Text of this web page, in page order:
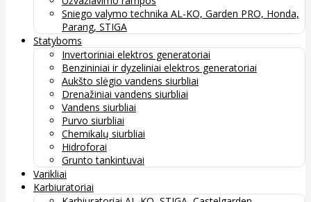
Sniego valymo technika AL-KO, Garden PRO, Honda,
Parang, STIGA
Statyboms
Invertoriniai elektros generatoriai
Benzininiai ir dyzeliniai elektros generatoriai
Aukšto slėgio vandens siurbliai
Drenažiniai vandens siurbliai
Vandens siurbliai
Purvo siurbliai
Chemikalų siurbliai
Hidroforai
Grunto tankintuvai
Varikliai
Karbiuratoriai